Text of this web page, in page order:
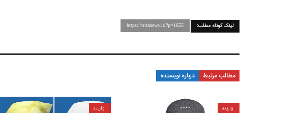
لینک کوتاه مطلب: https://tritanews.ir/?p=1655
مطالب مرتبط درباره نویسنده
واریته واریته